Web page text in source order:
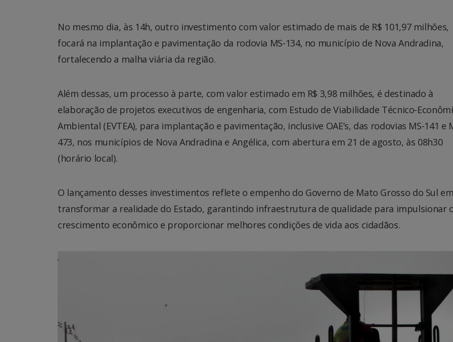
No mesmo dia, às 14h, outro investimento com valor estimado de mais de R$ 101,97 milhões,
focará na implantação e pavimentação da rodovia MS-134, no município de Nova Andradina,
fortalecendo a malha viária da região.
Além dessas, um processo à parte, com valor estimado em R$ 3,98 milhões, é destinado à
elaboração de projetos executivos de engenharia, com Estudo de Viabilidade Técnico-
Ambiental (EVTEA), para implantação e pavimentação, inclusive OAE’s, das rodovias MS-141 e
473, nos municípios de Nova Andradina e Angélica, com abertura em 21 de agosto, às 08h30
(horário local).
O lançamento desses investimentos reflete o empenho do Governo de Mato Grosso do Sul em
transformar a realidade do Estado, garantindo infraestrutura de qualidade para impulsionar
crescimento econômico e proporcionar melhores condições de vida aos cidadãos.